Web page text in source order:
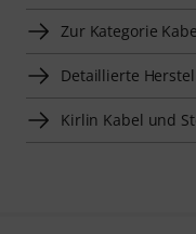
Zur Kategorie
Detaillierte
Kirlin Kabel und